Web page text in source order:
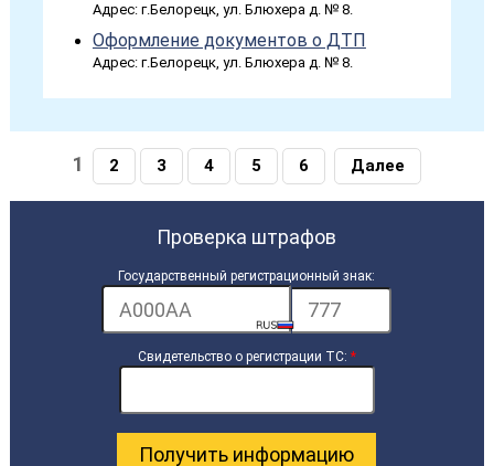
Адрес: г.Белорецк, ул. Блюхера д. № 8.
Оформление документов о ДТП
Адрес: г.Белорецк, ул. Блюхера д. № 8.
1 2 3 4 5 6 Далее
Проверка штрафов
Государственный регистрационный знак:
Свидетельство о регистрации ТС: *